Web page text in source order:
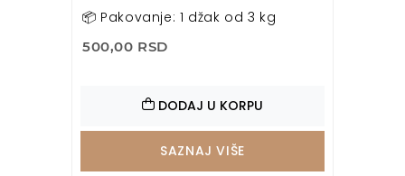
📦 Pakovanje: 1 džak od 3 kg
500,00 RSD
DODAJ U KORPU
SAZNAJ VIŠE